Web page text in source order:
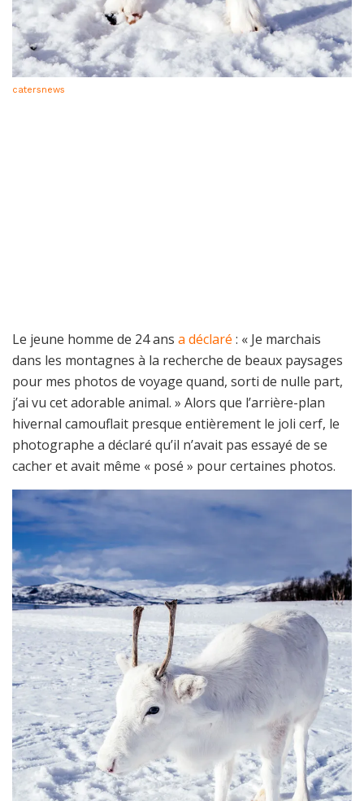
catersnews
Le jeune homme de 24 ans a déclaré : « Je marchais
dans les montagnes à la recherche de beaux paysages
pour mes photos de voyage quand, sorti de nulle part,
j’ai vu cet adorable animal. » Alors que l’arrière-plan
hivernal camouflait presque entièrement le joli cerf, le
photographe a déclaré qu’il n’avait pas essayé de se
cacher et avait même « posé » pour certaines photos.